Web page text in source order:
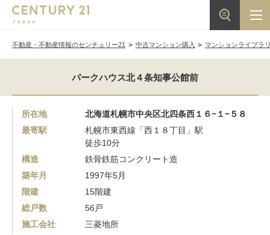
不動産・不動産情報のセンチュリー21 中古マンション購入 マンションライブラ
パークハウス北４条知事公館前
所在地
北海道札幌市中央区北四条西１６−１−５８
最寄駅
札幌市東西線「西１８丁目」駅
徒歩10分
構造
鉄骨鉄筋コンクリート造
築年月
1997年5月
階建
15階建
総戸数
56戸
施工会社
三菱地所